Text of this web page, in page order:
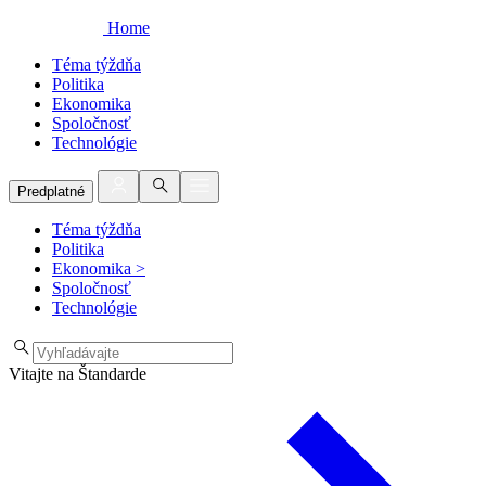
Home
Téma týždňa
Politika
Ekonomika
Spoločnosť
Technológie
Predplatné
Téma týždňa
Politika
Ekonomika >
Spoločnosť
Technológie
Vitajte na Štandarde